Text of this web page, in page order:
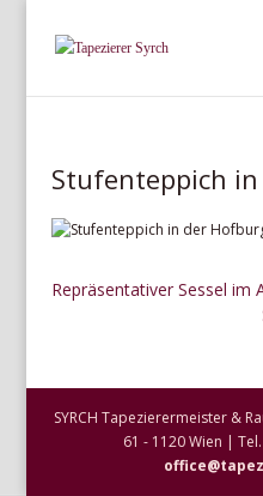
Stufenteppich
Repräsentativer Sessel
SYRCH Tapezierermeister &
61 - 1120 Wien |